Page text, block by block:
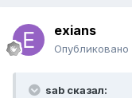
exians
Опубликовано
sab сказал: